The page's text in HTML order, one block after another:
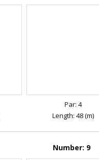
Par: 4
Length: 48 (m)
Number: 9